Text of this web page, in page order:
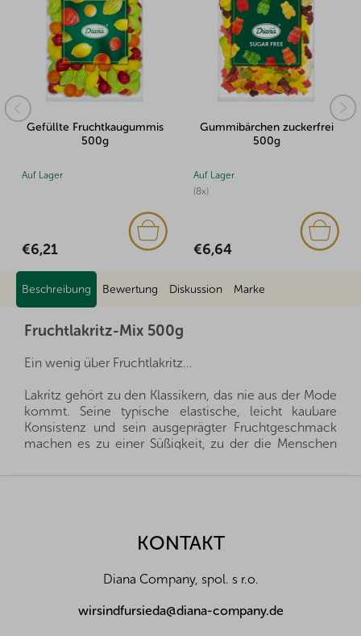
Gummibärchen zuckerfrei
500g
Auf Lager
€6,64
Gelee Halloween-Mix 500g
Auf Lager
€6,47
Beschreibung Bewertung Diskussion Marke
Fruchtlakritz-Mix 500g
Ein wenig über Fruchtlakritz…
Lakritz gehört zu den Klassikern, das nie aus der Mode
kommt. Seine typische elastische, leicht kaubare
Konsistenz und sein ausgeprägter Fruchtgeschmack
machen es zu einer Süßigkeit, zu der die Menschen
Nostalgie.
in Form von langen, weichen Stäbchen, die gut in der
schmecken. Jedes Stück bietet eine andere
Geschmacksnote, sodass es nie langweilig wird
Interessant ist, dass gerade Lakritz zu den ersten Arten
KONTAKT
Diana Company, spol. s r.o.
wirsindfursieda@diana-company.de